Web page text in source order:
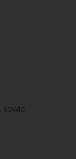
, sowie